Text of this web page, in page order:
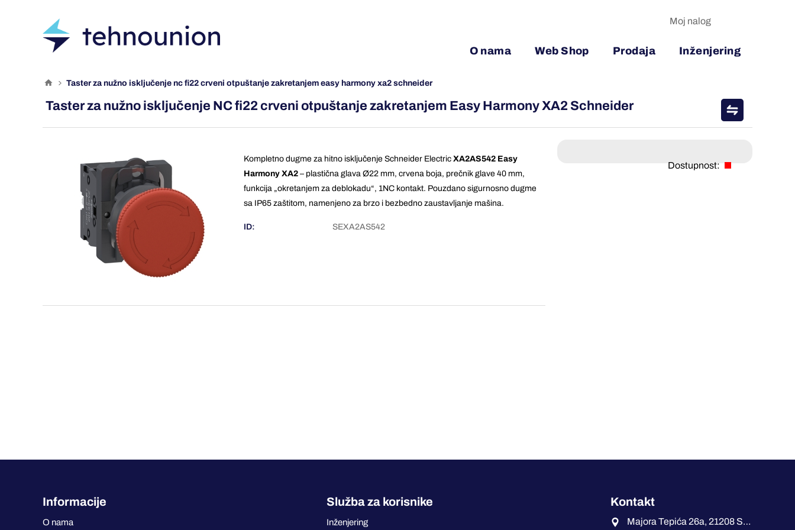
O nama Web Shop Prodaja Inženjering
Moj nalog
taster za nužno isključenje nc fi22 crveni otpuštanje zakretanjem easy harmony xa2 schneider
Taster za nužno isključenje NC fi22 crveni otpuštanje zakretanjem Easy Harmony XA2 Schneider
Kompletno dugme za hitno isključenje Schneider Electric XA2AS542 Easy
Harmony XA2 – plastična glava Ø22 mm, crvena boja, prečnik glave 40 mm,
funkcija „okretanjem za deblokadu“, 1NC kontakt. Pouzdano sigurnosno dugme
sa IP65 zaštitom, namenjeno za brzo i bezbedno zaustavljanje mašina.
ID: SEXA2AS542
Dostupnost:
Informacije
O nama
Služba za korisnike
Inženjering
Kontakt
Majora Tepića 26a, 21208 Sremska Kamenica